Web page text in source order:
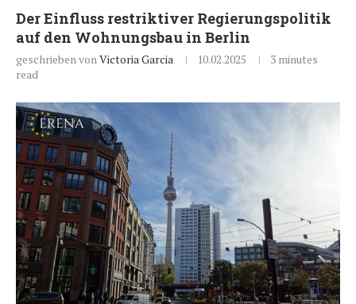
Der Einfluss restriktiver Regierungspolitik
auf den Wohnungsbau in Berlin
geschrieben vonVictoria Garcia 10.02.2025
3 minutes
read